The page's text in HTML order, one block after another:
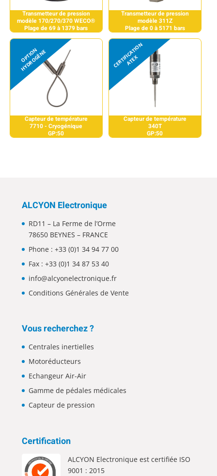
Transmetteur de pression
modèle 170/270/370 WECO®
Plage de 69 à 1379 bars
Transmetteur de pression
modèle 311Z
Plage de 0 à 5171 bars
Capteur de température
7710 - Cryogénique
GP:50
Capteur de température
340T
GP:50
ALCYON Electronique
RD11 – La Ferme de l’Orme
78650 BEYNES – FRANCE
Phone : +33 (0)1 34 94 77 00
Fax : +33 (0)1 34 87 53 40
info@alcyonelectronique.fr
Conditions Générales de Vente
Vous recherchez ?
Centrales inertielles
Motoréducteurs
Echangeur Air-Air
Gamme de pédales médicales
Capteur de pression
Certification
ALCYON Electronique est certifiée ISO
9001 : 2015